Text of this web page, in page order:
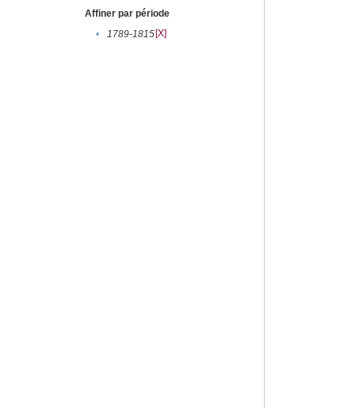
Affiner par période
•
1789-1815[X]